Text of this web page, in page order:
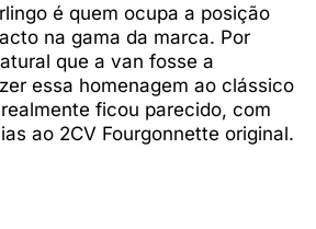
é quem ocupa a posição
na gama da marca. Por
que a van fosse a
essa homenagem ao clássico
ficou parecido, com
ao 2CV Fourgonnette original.